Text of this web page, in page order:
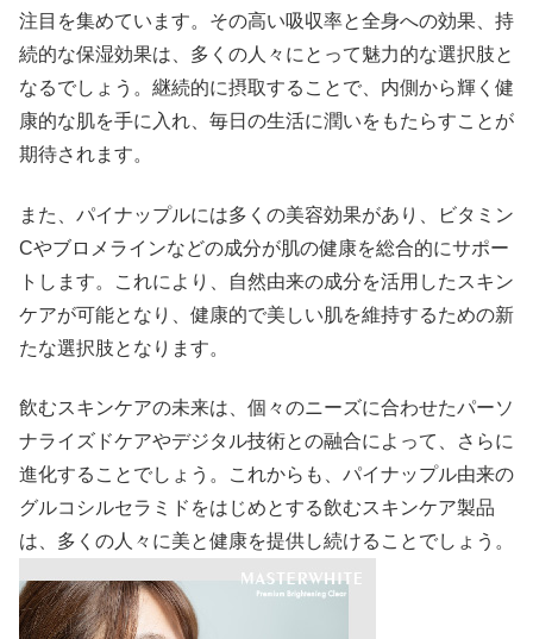
注目を集めています。その高い吸収率と全身への効果、持
続的な保湿効果は、多くの人々にとって魅力的な選択肢と
なるでしょう。継続的に摂取することで、内側から輝く健
康的な肌を手に入れ、毎日の生活に潤いをもたらすことが
期待されます。
また、パイナップルには多くの美容効果があり、ビタミン
Cやブロメラインなどの成分が肌の健康を総合的にサポー
トします。これにより、自然由来の成分を活用したスキン
ケアが可能となり、健康的で美しい肌を維持するための新
たな選択肢となります。
飲むスキンケアの未来は、個々のニーズに合わせたパーソ
ナライズドケアやデジタル技術との融合によって、さらに
進化することでしょう。これからも、パイナップル由来の
グルコシルセラミドをはじめとする飲むスキンケア製品
は、多くの人々に美と健康を提供し続けることでしょう。